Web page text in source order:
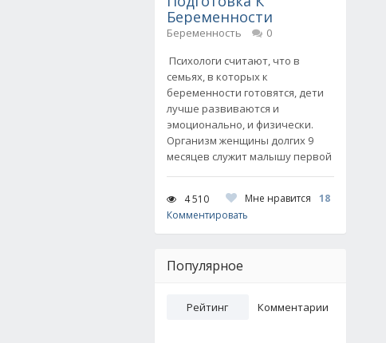
Беременности
Беременность
0
Психологи считают, что в
семьях, в которых к
беременности готовятся, дети
лучше развиваются и
эмоционально, и физически.
Организм женщины долгих 9
месяцев служит малышу первой
4 510 Мне нравится
18
Комментировать
Популярное
Рейтинг Комментарии